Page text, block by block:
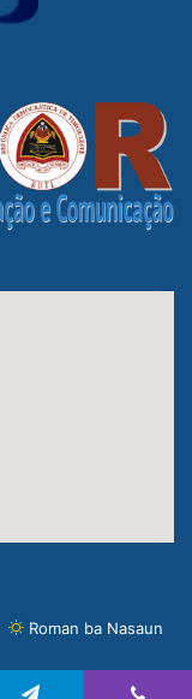
Roman ba Nasaun